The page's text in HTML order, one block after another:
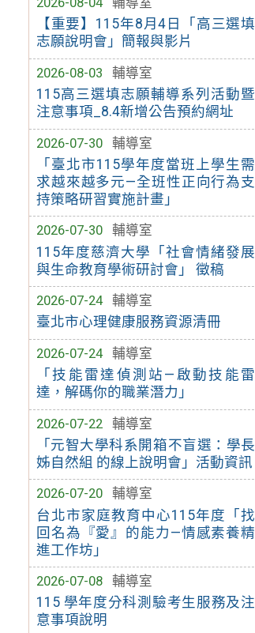
【重要】115年8月4日「高三選填
志願說明會」簡報與影片
2026-08-03
輔導室
115高三選填志願輔導系列活動暨
注意事項_8.4新增公告預約網址
2026-07-30
輔導室
「臺北市115學年度當班上學生需
求越來越多元—全班性正向行為支
持策略研習實施計畫」
2026-07-30
輔導室
115年度慈濟大學「社會情緒發展
與生命教育學術研討會」 徵稿
2026-07-24
輔導室
臺北市心理健康服務資源清冊
2026-07-24
輔導室
「技能雷達偵測站—啟動技能雷
達，解碼你的職業潛力」
2026-07-22
輔導室
「元智大學科系開箱不盲選：學長
姊自然組 的線上說明會」活動資訊
2026-07-20
輔導室
台北市家庭教育中心115年度「找
回名為『愛』的能力—情感素養精
進工作坊」
2026-07-08
輔導室
115 學年度分科測驗考生服務及注
意事項說明